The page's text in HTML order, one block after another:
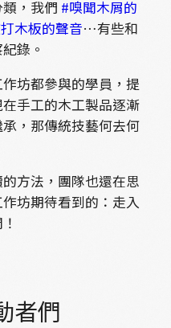
，我們 #嗅聞木屑的
木板的聲音…有些和
錄。
坊都參與的學員，提
手工的木工製品逐漸
，那傳統技藝何去何
方法，團隊也還在思
坊期待看到的：走入
者們